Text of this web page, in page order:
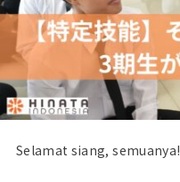
Selamat siang, semuanya!